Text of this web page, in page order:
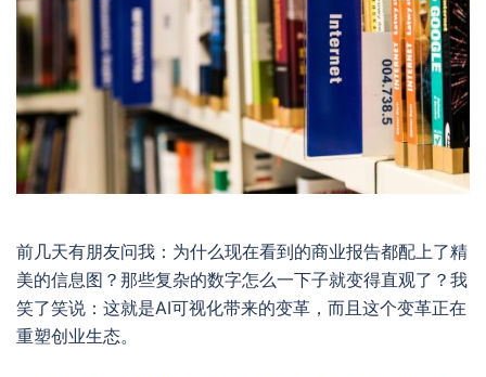
前几天有朋友问我：为什么现在看到的商业报告都配上了精
美的信息图？那些复杂的数字怎么一下子就变得直观了？我
笑了笑说：这就是AI可视化带来的变革，而且这个变革正在
重塑创业生态。